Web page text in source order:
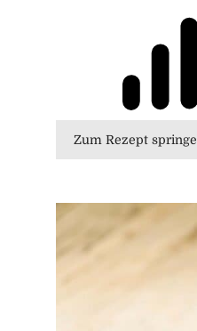
Zum Rezept